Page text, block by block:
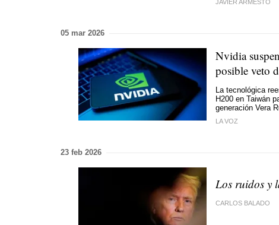
JAVIER ARMESTO
05 mar 2026
Nvidia
posible veto
La tecnológica
H200 en Taiwán
generación Vera
LA VOZ
23 feb 2026
Los ruidos y
CARLOS BALADO